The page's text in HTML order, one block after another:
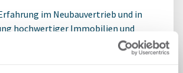
im Neubauvertrieb und in
hochwertiger Immobilien und